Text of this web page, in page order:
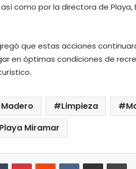
como por la directora de Playa,
que estas acciones
en óptimas condiciones de
Limpieza
Playa Miramar
TumblrPinterestReddit VKontakteCompartir por correo electrónico